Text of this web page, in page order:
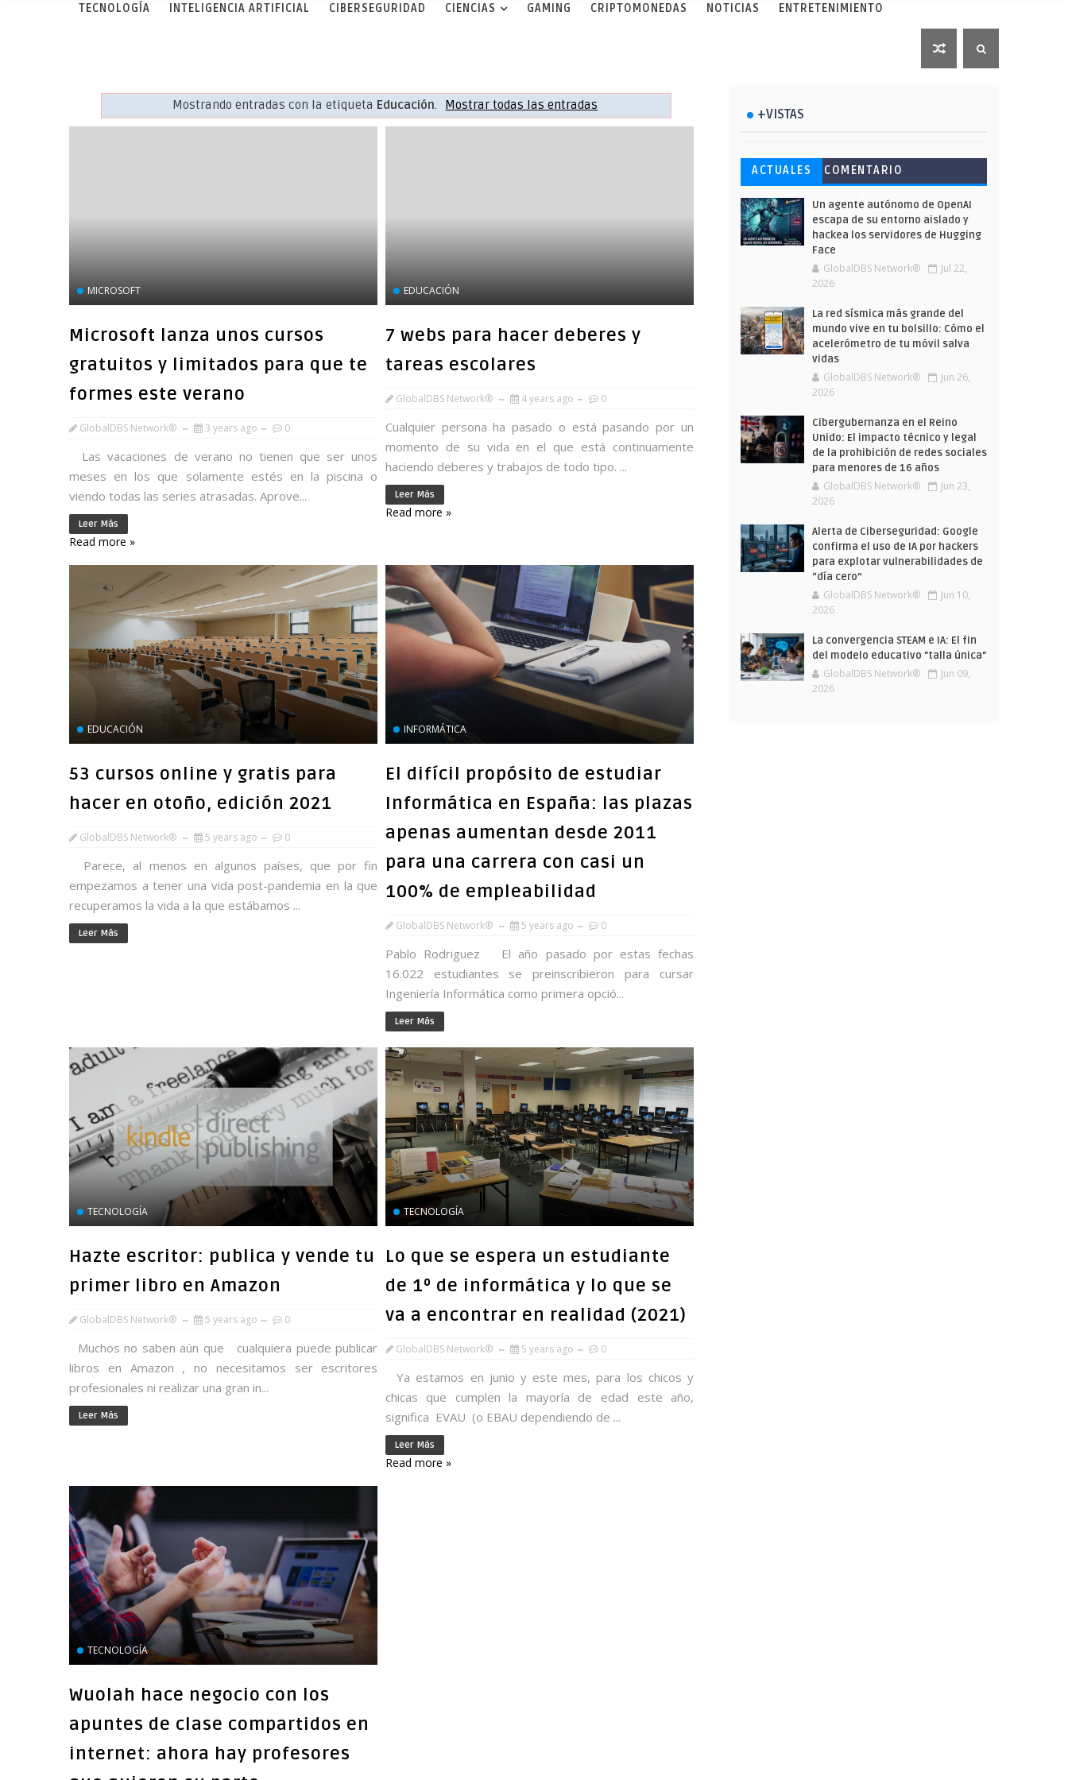
TECNOLOGÍA INTELIGENCIA ARTIFICIAL CIBERSEGURIDAD CIENCIAS GAMING CRIPTOMONEDAS NOTICIAS ENTRETENIMIENTO
Mostrando entradas con la etiqueta Educación. Mostrar todas las entradas
MICROSOFT
Microsoft lanza unos cursos
gratuitos y limitados para que te
formes este verano
GlobalDBS Network® 3 years ago 0
Las vacaciones de verano no tienen que ser unos
meses en los que solamente estés en la piscina o
viendo todas las series atrasadas. Aprove...
Leer Más
Read more »
EDUCACIÓN
7 webs para hacer deberes y
tareas escolares
GlobalDBS Network® 4 years ago 0
Cualquier persona ha pasado o está pasando por un
momento de su vida en el que está continuamente
haciendo deberes y trabajos de todo tipo. ...
Leer Más
Read more »
EDUCACIÓN
53 cursos online y gratis para
hacer en otoño, edición 2021
GlobalDBS Network® 5 years ago 0
Parece, al menos en algunos países, que por fin
empezamos a tener una vida post-pandemia en la que
recuperamos la vida a la que estábamos ...
Leer Más
INFORMÁTICA
El difícil propósito de estudiar
Informática en España: las plazas
apenas aumentan desde 2011
para una carrera con casi un
100% de empleabilidad
GlobalDBS Network® 5 years ago 0
Pablo Rodriguez El año pasado por estas fechas
16.022 estudiantes se preinscribieron para cursar
Ingeniería Informática como primera opció...
Leer Más
TECNOLOGÍA
Hazte escritor: publica y vende tu
primer libro en Amazon
GlobalDBS Network® 5 years ago 0
Muchos no saben aún que cualquiera puede publicar
libros en Amazon , no necesitamos ser escritores
profesionales ni realizar una gran in...
Leer Más
TECNOLOGÍA
Lo que se espera un estudiante
de 1º de informática y lo que se
va a encontrar en realidad (2021)
GlobalDBS Network® 5 years ago 0
Ya estamos en junio y este mes, para los chicos y
chicas que cumplen la mayoría de edad este año,
significa EVAU (o EBAU dependiendo de ...
Leer Más
Read more »
TECNOLOGÍA
Wuolah hace negocio con los
apuntes de clase compartidos en
internet: ahora hay profesores
+VISTAS
Esto ha ocurrido cuando una
gran web ha dejado a la IA
escribir sobre Star Wars
Ahorra y compra de oferta:
Cuándo es más barato
comprar en Shein
Microsoft lanza unos cursos
gratuitos y limitados para
que te formes este verano
ACTUALES
COMENTARIO
Un agente autónomo de OpenAI
escapa de su entorno aislado y
hackea los servidores de Hugging
Face
GlobalDBS Network®
Jul 22,
2026
La red sísmica más grande del
mundo vive en tu bolsillo: Cómo el
acelerómetro de tu móvil salva
vidas
GlobalDBS Network®
Jun 26,
2026
Cibergubernanza en el Reino
Unido: El impacto técnico y legal
de la prohibición de redes sociales
para menores de 16 años
GlobalDBS Network®
Jun 23,
2026
Alerta de Ciberseguridad: Google
confirma el uso de IA por hackers
para explotar vulnerabilidades de
“día cero”
GlobalDBS Network®
Jun 10,
2026
La convergencia STEAM e IA: El fin
del modelo educativo "talla única"
GlobalDBS Network®
Jun 09,
2026